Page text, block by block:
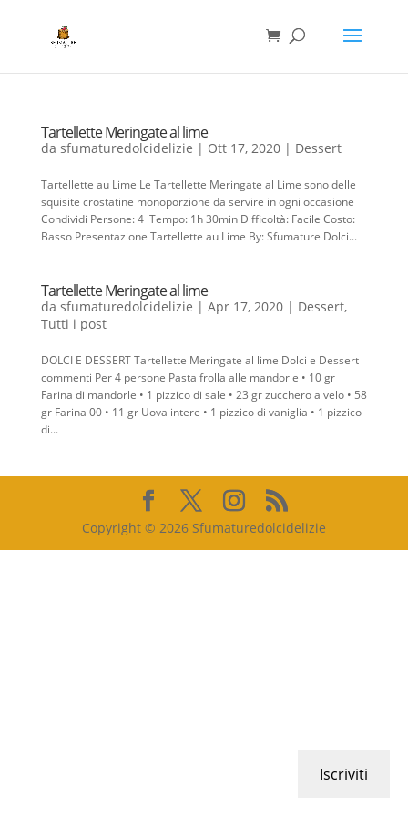
Tartellette Meringate al lime
da sfumaturedolcidelizie | Ott 17, 2020| Dessert
Tartellette au Lime Le Tartellette Meringate al Lime sono delle
squisite crostatine monoporzione da servire in ogni occasione
Condividi Persone: 4 Tempo: 1h 30min Difficoltà: Facile Costo:
Basso Presentazione Tartellette au Lime By: Sfumature Dolci...
Tartellette Meringate al lime
da sfumaturedolcidelizie | Apr 17, 2020| Dessert,
Tutti i post
DOLCI E DESSERT Tartellette Meringate al lime Dolci e Dessert
commenti Per 4 persone Pasta frolla alle mandorle • 10 gr
Farina di mandorle • 1 pizzico di sale • 23 gr zucchero a velo • 58
gr Farina 00 • 11 gr Uova intere • 1 pizzico di vaniglia • 1 pizzico
di...
Copyright © 2026 Sfumaturedolcidelizie
Iscriviti